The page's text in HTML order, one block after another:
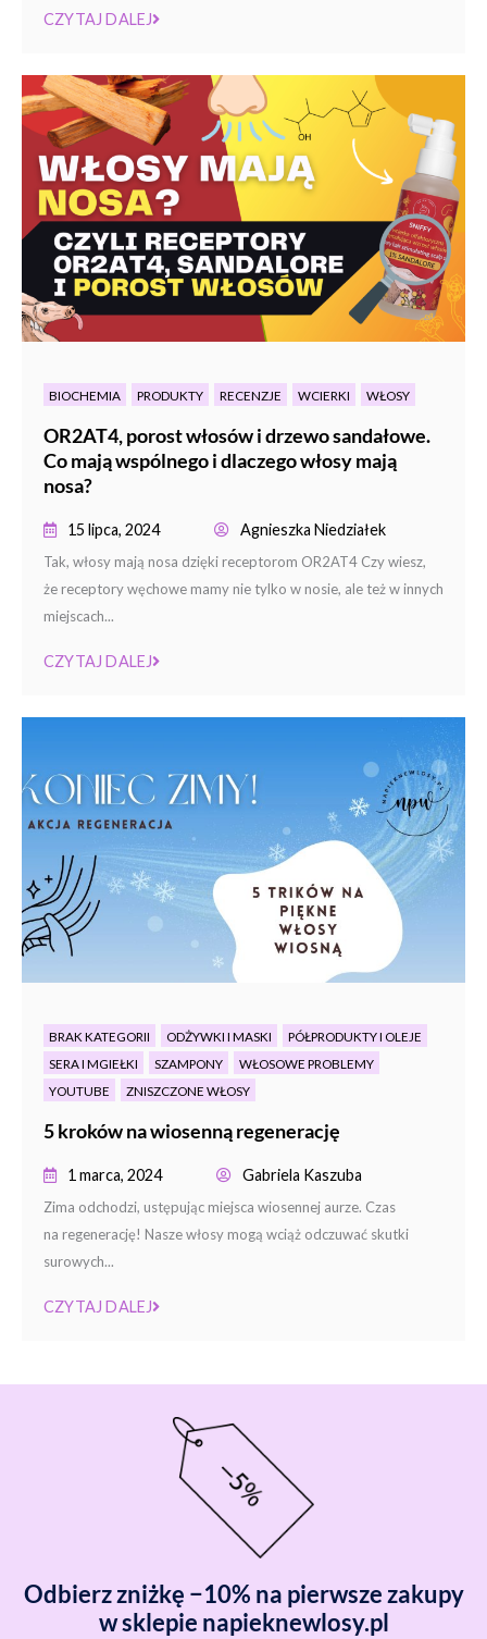
CZYTAJ DALEJ
BIOCHEMIA PRODUKTY RECENZJE WCIERKI WŁOSY
OR2AT4, porost włosów i drzewo sandałowe.
Co mają wspólnego i dlaczego włosy mają
nosa?
15 lipca, 2024 Agnieszka Niedziałek
Tak, włosy mają nosa dzięki receptorom OR2AT4 Czy wiesz,
że receptory węchowe mamy nie tylko w nosie, ale też w innych
miejscach...
CZYTAJ DALEJ
BRAK KATEGORII ODŻYWKI I MASKI
PÓŁPRODUKTY I OLEJE
SERA I MGIEŁKI
SZAMPONY
WŁOSOWE PROBLEMY
YOUTUBE
ZNISZCZONE WŁOSY
5 kroków na wiosenną regenerację
1 marca, 2024 Gabriela Kaszuba
Zima odchodzi, ustępując miejsca wiosennej aurze. Czas
na regenerację! Nasze włosy mogą wciąż odczuwać skutki
surowych...
CZYTAJ DALEJ
Odbierz zniżkę −10% na pierwsze zakupy
w sklepie napieknewlosy.pl